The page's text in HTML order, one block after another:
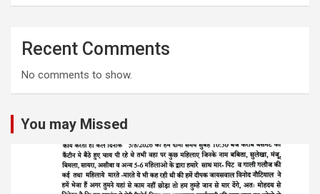
Recent Comments
No comments to show.
You may Missed